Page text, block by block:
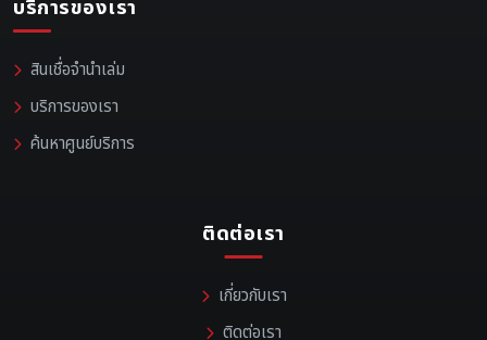
บริการของเรา
สินเชื่อจำนำเล่ม
บริการของเรา
ค้นหาศูนย์บริการ
ติดต่อเรา
เกี่ยวกับเรา
ติดต่อเรา